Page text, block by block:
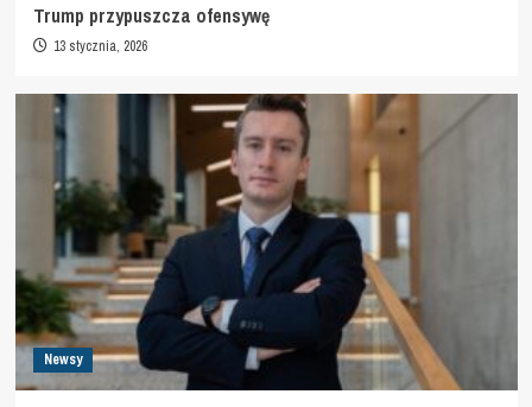
Trump przypuszcza ofensywę
13 stycznia, 2026
Newsy